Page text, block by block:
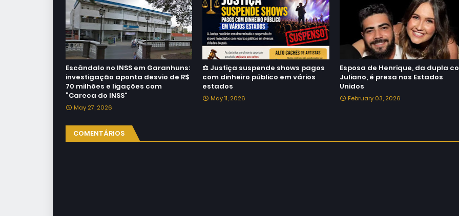
Escândalo no INSS em Garanhuns:
investigação aponta desvio de R$
70 milhões e ligações com
“Careca do INSS”
May 27, 2026
⚖️ Justiça suspende shows pagos
com dinheiro público em vários
estados
May 11, 2026
Esposa de Henrique, da dupla
Juliano, é presa nos Estados
Unidos
February 03, 2026
COMENTÁRIOS